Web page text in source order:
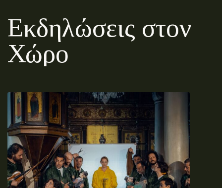
Εκδηλώσεις στον
Χώρο